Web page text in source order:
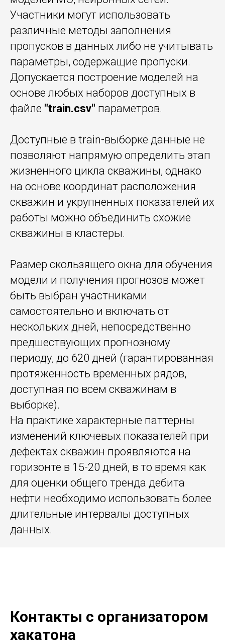
Участники могут использовать
различные методы заполнения
пропусков в данных либо не учитывать
параметры, содержащие пропуски.
Допускается построение моделей на
основе любых наборов доступных в
файле "train.csv" параметров.
Доступные в train-выборке данные не
позволяют напрямую определить этап
жизненного цикла скважины, однако
на основе координат расположения
скважин и укрупненных показателей их
работы можно объединить схожие
скважины в кластеры.
Размер скользящего окна для обучения
модели и получения прогнозов может
быть выбран участниками
самостоятельно и включать от
нескольких дней, непосредственно
предшествующих прогнозному
периоду, до 620 дней (гарантированная
протяженность временных рядов,
доступная по всем скважинам в
выборке).
На практике характерные паттерны
изменений ключевых показателей при
дефектах скважин проявляются на
горизонте в 15-20 дней, в то время как
для оценки общего тренда дебита
нефти необходимо использовать более
длительные интервалы доступных
данных.
Контакты с организатором
хакатона